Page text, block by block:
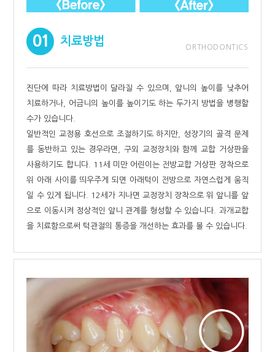
01 치료방법 ORTHODONTICS
진단에 따라 치료방법이 달라질 수 있으며, 앞니의 높이를 낮추어
치료하거나, 어금니의 높이를 높이기도 하는 두가지 방법을 병행할
수가 있습니다.
일반적인 교정용 호선으로 조절하기도 하지만, 성장기의 골격 문제
를 동반하고 있는 경우라면, 구외 교정장치와 함께 교합 거상판을
사용하기도 합니다. 11세 미만 어린이는 전방교합 거상판 장착으로
위 아래 사이를 띄우주게 되면 아래턱이 전방으로 자연스럽게 움직
일 수 있게 됩니다. 12세가 지나면 교정장치 장착으로 위 앞니를 앞
으로 이동시켜 정상적인 앞니 관계를 형성할 수 있습니다. 과개교합
을 치료함으로써 턱관절의 통증을 개선하는 효과를 볼 수 있습니다.